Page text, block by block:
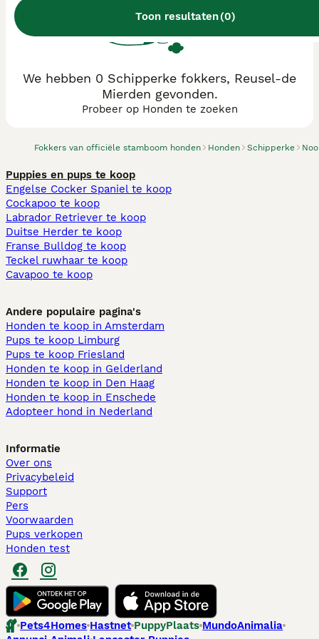
Toon resultaten(0)
Fokkers van officiële stamboom honden Honden Schipperke
We hebben 0 Schipperke fokkers, Reusel-de
Mierden gevonden.
Probeer op Honden te zoeken
Puppies en pups te koop
Engelse Cocker Spaniel te koop
Cockapoo te koop
Labrador Retriever te koop
Duitse Herder te koop
Franse Bulldog te koop
Teckel ruwhaar te koop
Cavapoo te koop
Andere populaire pagina's
Honden te koop in Amsterdam
Pups te koop Limburg​
Pups te koop Friesland​
Honden te koop in Gelderland
Honden te koop in Den Haag
Honden te koop in Enschede
Adopteer hond in Nederland
Informatie
Over ons
Privacybeleid
Support
Pers
Voorwaarden
Pups verkopen
Honden test
Pets4Homes Hastnet PuppyPlaats MundoAnimalia